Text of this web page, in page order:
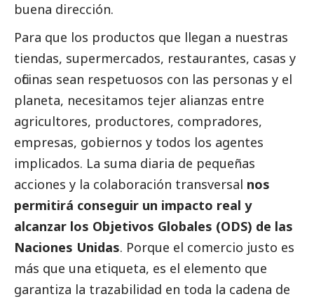
buena dirección.
Para que los productos que llegan a nuestras
tiendas, supermercados, restaurantes, casas y
oficinas sean respetuosos con las personas y el
planeta, necesitamos tejer alianzas entre
agricultores, productores, compradores,
empresas, gobiernos y todos los agentes
implicados. La suma diaria de pequeñas
acciones y la colaboración transversal nos
permitirá conseguir un impacto real y
alcanzar los Objetivos Globales (ODS) de las
Naciones Unidas. Porque el comercio justo es
más que una etiqueta, es el elemento que
garantiza la trazabilidad en toda la cadena de